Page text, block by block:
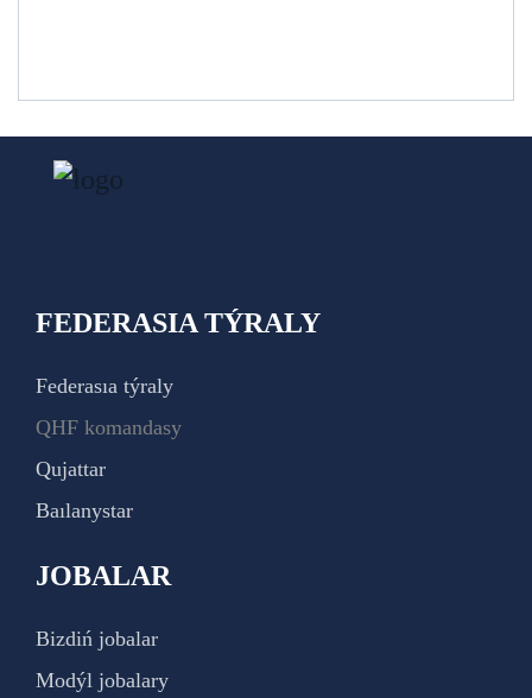
FEDERASIA TÝRALY
Federasıa týraly
QHF komandasy
Qujattar
Baılanystar
JOBALAR
Bizdiń jobalar
Modýl jobalary